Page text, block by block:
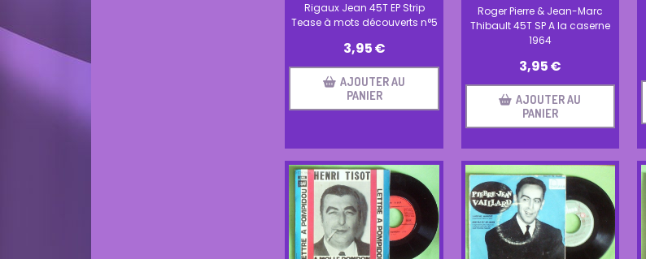
Rigaux Jean 45T EP Strip
Tease à mots découverts n°5
3,95€
AJOUTER AU
PANIER
Roger Pierre & Jean-Marc
Thibault 45T SP A la caserne
1964
3,95€
AJOUTER AU
PANIER